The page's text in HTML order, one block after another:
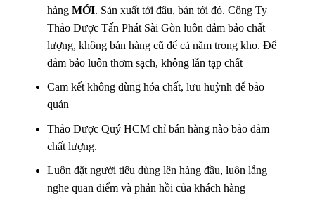
hàng MỚI. Sản xuất tới đâu, bán tới đó. Công Ty
Thảo Dược Tấn Phát Sài Gòn luôn đảm bảo chất
lượng, không bán hàng cũ để cả năm trong kho. Để
đảm bảo luôn thơm sạch, không lẫn tạp chất
Cam kết không dùng hóa chất, lưu huỳnh để bảo
quản
Thảo Dược Quý HCM chỉ bán hàng nào bảo đảm
chất lượng.
Luôn đặt người tiêu dùng lên hàng đầu, luôn lắng
nghe quan điểm và phản hồi của khách hàng